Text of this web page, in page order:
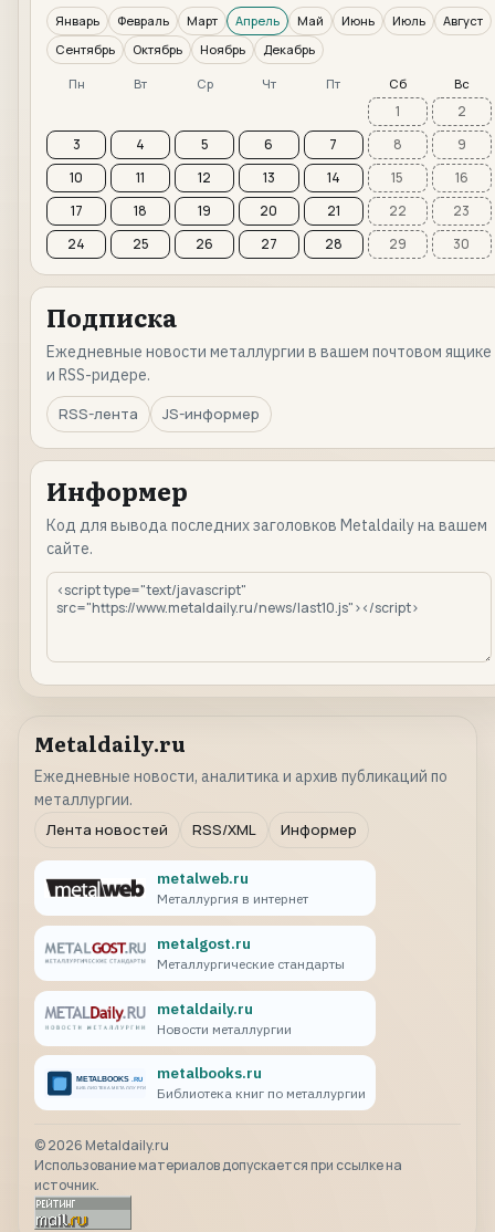
Январь Февраль Март Апрель Май Июнь Июль
Август
Сентябрь
Октябрь Ноябрь Декабрь
Пн Вт Ср Чт Пт Сб Вс
1
2
3
4 5 6 7 8
9
10
11 12 13 14 15
16
17
18 19 20 21 22
23
24
25 26 27 28 29 30
Подписка
Ежедневные новости металлургии в вашем почтовом ящике
и RSS-ридере.
RSS-лента
JS-информер
Информер
Код для вывода последних заголовков Metaldaily на вашем
сайте.
Metaldaily.ru
Ежедневные новости, аналитика и архив публикаций по
металлургии.
Лента новостей
RSS/XML Информер
metalweb.ru
Металлургия в интернет
metalgost.ru
Металлургические стандарты
metaldaily.ru
Новости металлургии
metalbooks.ru
Библиотека книг по металлургии
©2026 Metaldaily.ru
Использование материалов допускается при ссылке на
источник.